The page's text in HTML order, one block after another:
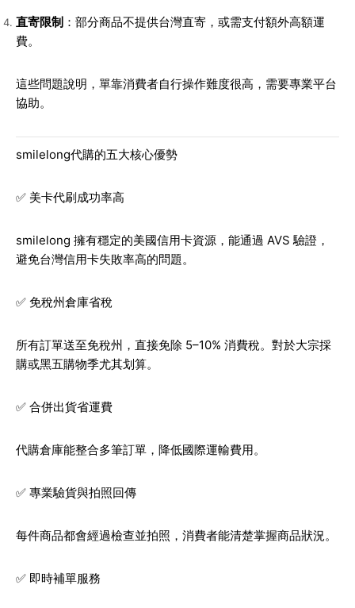
直寄限制 ：部分商品不提供台灣直寄，或需支付額外高額運
費。
這些問題說明，單靠消費者自行操作難度很高，需要專業平台
協助。
smilelong代購的五大核心優勢
✅ 美卡代刷成功率高
smilelong 擁有穩定的美國信用卡資源，能通過 AVS 驗證，
避免台灣信用卡失敗率高的問題。
✅ 免稅州倉庫省稅
所有訂單送至免稅州，直接免除 5–10% 消費稅。對於大宗採
購或黑五購物季尤其划算。
✅ 合併出貨省運費
代購倉庫能整合多筆訂單，降低國際運輸費用。
✅ 專業驗貨與拍照回傳
每件商品都會經過檢查並拍照，消費者能清楚掌握商品狀況。
✅ 即時補單服務